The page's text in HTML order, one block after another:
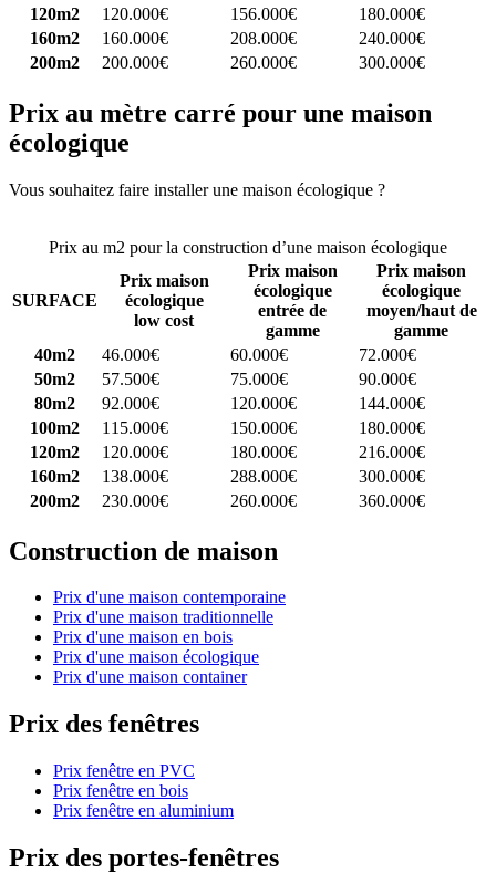
120m2
120.000€ 156.000€
180.000€
160m2
160.000€ 208.000€
240.000€
200m2
200.000€ 260.000€ 300.000€
Prix au mètre carré pour une maison
écologique
Vous souhaitez faire installer une maison écologique ?
Prix au m2 pour la construction d’une maison écologique
SURFACE
Prix maison
écologique
low cost
Prix maison
écologique
entrée de
gamme
Prix maison
écologique
moyen/haut de
gamme
40m2
46.000€ 60.000€
72.000€
50m2
57.500€ 75.000€
90.000€
80m2
92.000€ 120.000€
144.000€
100m2
115.000€ 150.000€
180.000€
120m2
120.000€ 180.000€
216.000€
160m2
138.000€ 288.000€
300.000€
200m2
230.000€ 260.000€ 360.000€
Construction de maison
Prix d'une maison contemporaine
Prix d'une maison traditionnelle
Prix d'une maison en bois
Prix d'une maison écologique
Prix d'une maison container
Prix des fenêtres
Prix fenêtre en PVC
Prix fenêtre en bois
Prix fenêtre en aluminium
Prix des portes-fenêtres